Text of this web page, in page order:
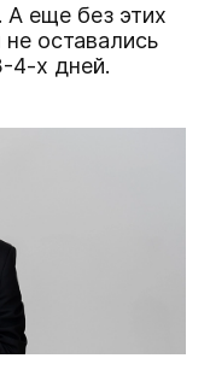
А еще без этих
оставались
4-х дней.